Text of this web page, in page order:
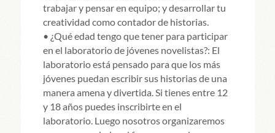
trabajar y pensar en equipo; y desarrollar tu
creatividad como contador de historias.
• ¿Qué edad tengo que tener para participar
en el laboratorio de jóvenes novelistas?: El
laboratorio está pensado para que los más
jóvenes puedan escribir sus historias de una
manera amena y divertida. Si tienes entre 12
y 18 años puedes inscribirte en el
laboratorio. Luego nosotros organizaremos